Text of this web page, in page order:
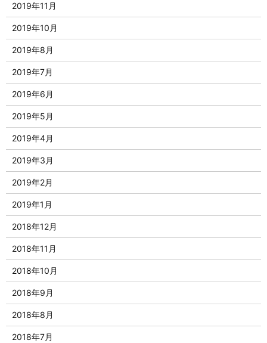
2019年11月
2019年10月
2019年8月
2019年7月
2019年6月
2019年5月
2019年4月
2019年3月
2019年2月
2019年1月
2018年12月
2018年11月
2018年10月
2018年9月
2018年8月
2018年7月